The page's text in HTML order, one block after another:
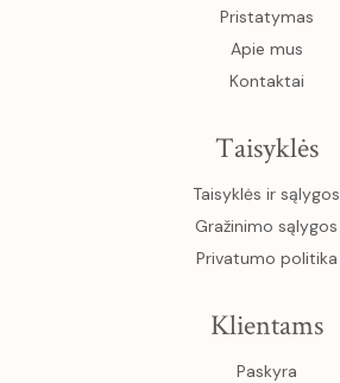
Pristatymas
Apie mus
Kontaktai
Taisyklės
Taisyklės ir sąlygos
Gražinimo sąlygos
Privatumo politika
Klientams
Paskyra